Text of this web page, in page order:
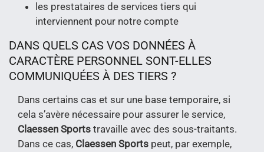
les prestataires de services tiers qui
interviennent pour notre compte
DANS QUELS CAS VOS DONNÉES À
CARACTÈRE PERSONNEL SONT-ELLES
COMMUNIQUÉES À DES TIERS ?
Dans certains cas et sur une base temporaire, si
cela s’avère nécessaire pour assurer le service,
Claessen Sports travaille avec des sous-traitants.
Dans ce cas, Claessen Sports peut, par exemple,